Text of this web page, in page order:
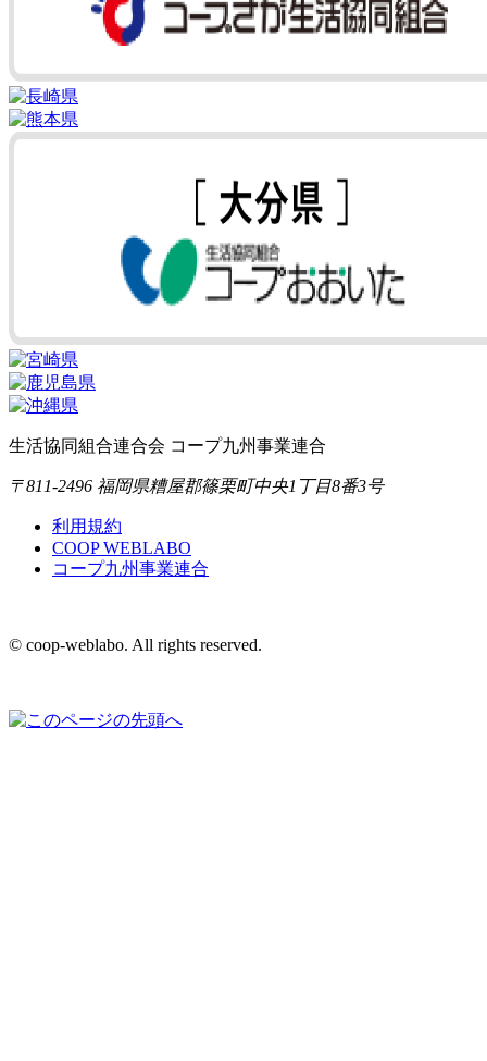
生活協同組合連合会 コープ九州事業連合
〒811-2496 福岡県糟屋郡篠栗町中央1丁目8番3号
利用規約
COOP WEBLABO
コープ九州事業連合
© coop-weblabo. All rights reserved.